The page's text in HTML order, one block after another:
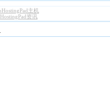
主机
资讯